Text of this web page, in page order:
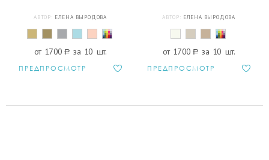
АВТОР: ЕЛЕНА ВЫРОДОВА
от 1700 a за 10 шт.
ПРЕДПРОСМОТР
АВТОР: ЕЛЕНА ВЫРОДОВА
от 1700 a за 10 шт.
ПРЕДПРОСМОТР